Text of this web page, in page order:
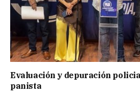
Evaluación y depuración
panista